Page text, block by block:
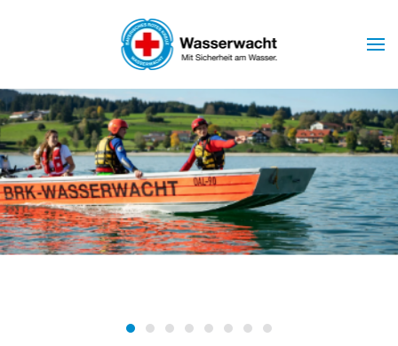
Skip to main content
Wasserwacht Marktoberdorf